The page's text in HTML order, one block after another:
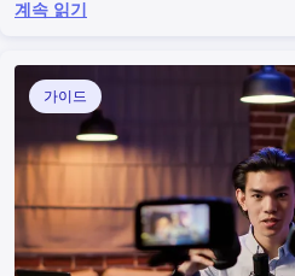
원할 수 있는 이미지 검색을 수행
까요?
계속 읽기
가이드